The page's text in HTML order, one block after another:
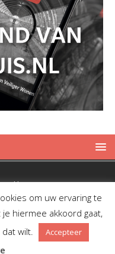
om uw ervaring te
hiermee akkoord gaat,
wilt.
Accepteer